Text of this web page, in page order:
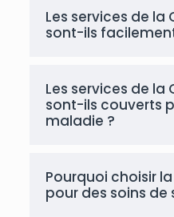
Les services de la
sont-ils
Les services de la
sont-ils couverts
maladie ?
Pourquoi choisir la
pour des soins de